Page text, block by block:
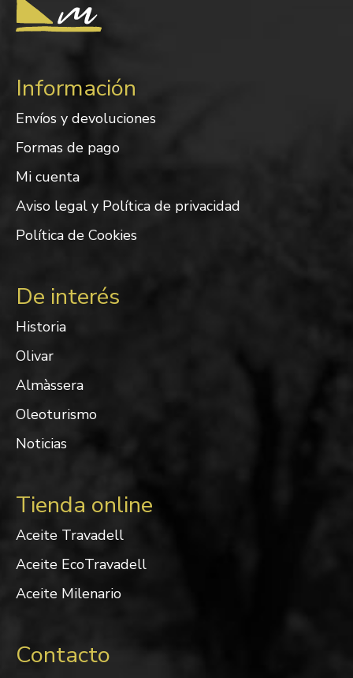
Información
Envíos y devoluciones
Formas de pago
Mi cuenta
Aviso legal y Política de privacidad
Política de Cookies
De interés
Historia
Olivar
Almàssera
Oleoturismo
Noticias
Tienda online
Aceite Travadell
Aceite EcoTravadell
Aceite Milenario
Contacto